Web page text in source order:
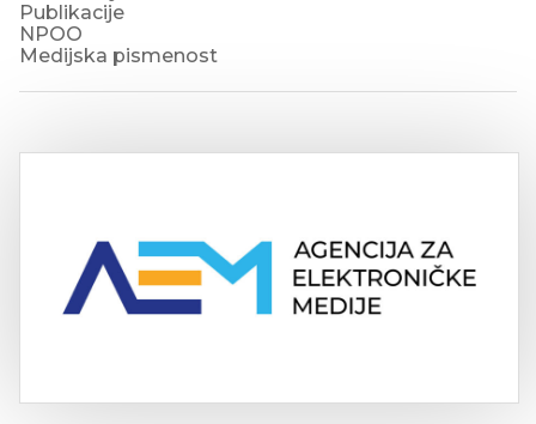
Publikacije
NPOO
Medijska pismenost